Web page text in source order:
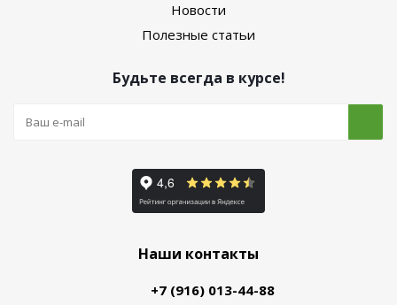
Новости
Полезные статьи
Будьте всегда в курсе!
Наши контакты
+7 (916) 013-44-88